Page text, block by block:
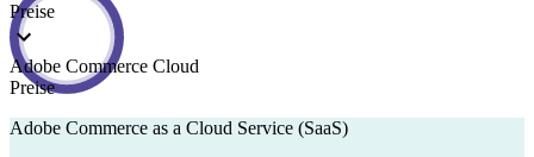
Preise
Adobe Commerce Cloud
Preise
Adobe Commerce as a Cloud Service (SaaS)